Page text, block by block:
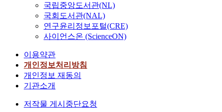
국립중앙도서관(NL)
국회도서관(NAL)
연구윤리정보포털(CRE)
사이언스온 (ScienceON)
이용약관
개인정보처리방침
개인정보 재동의
기관소개
저작물 게시중단요청